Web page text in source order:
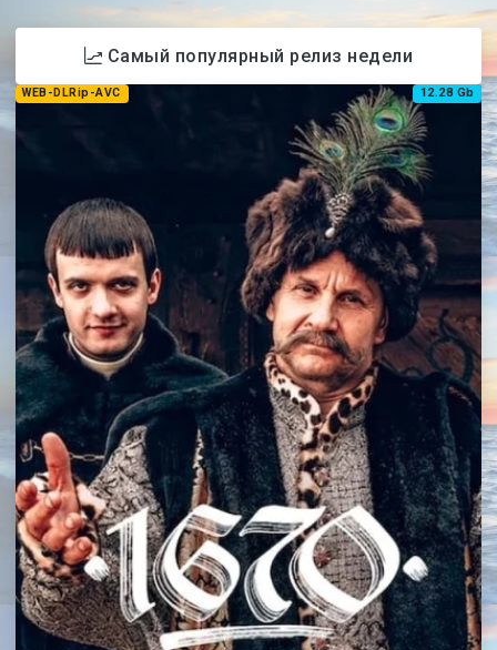
Самый популярный релиз недели
WEB-DLRip-AVC 12.28 Gb